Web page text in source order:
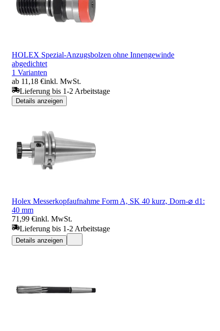
HOLEX Spezial-Anzugsbolzen ohne Innengewinde
abgedichtet
1 Varianten
ab 11,18 €inkl. MwSt.
Lieferung bis 1-2 Arbeitstage
Details anzeigen
Holex Messerkopfaufnahme Form A, SK 40 kurz, Dorn-⌀ d1:
40 mm
71,99 €inkl. MwSt.
Lieferung bis 1-2 Arbeitstage
Details anzeigen